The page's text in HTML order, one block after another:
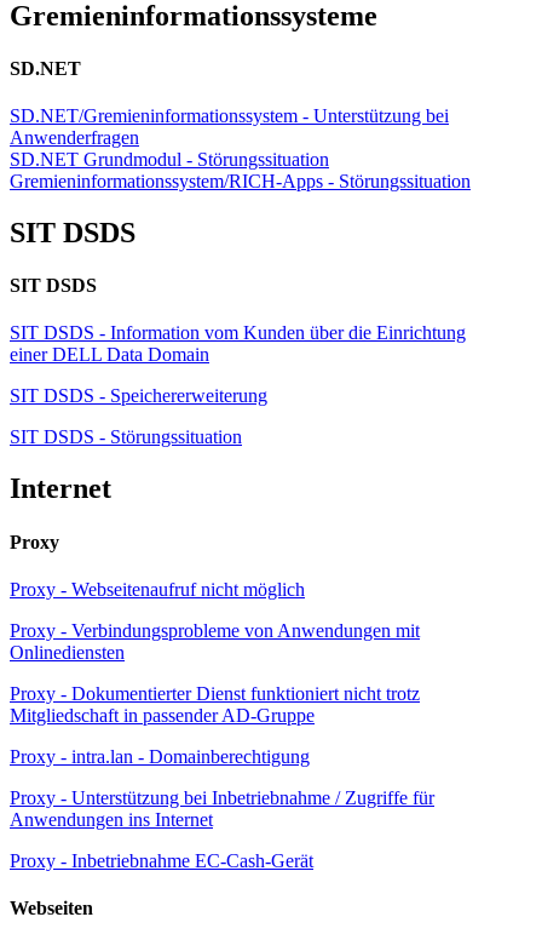
Gremieninformationssysteme
SD.NET
SD.NET/Gremieninformationssystem - Unterstützung bei
Anwenderfragen
SD.NET Grundmodul - Störungssituation
Gremieninformationssystem/RICH-Apps - Störungssituation
SIT DSDS
SIT DSDS
SIT DSDS - Information vom Kunden über die Einrichtung
einer DELL Data Domain
SIT DSDS - Speichererweiterung
SIT DSDS - Störungssituation
Internet
Proxy
Proxy - Webseitenaufruf nicht möglich
Proxy - Verbindungsprobleme von Anwendungen mit
Onlinediensten
Proxy - Dokumentierter Dienst funktioniert nicht trotz
Mitgliedschaft in passender AD-Gruppe
Proxy - intra.lan - Domainberechtigung
Proxy - Unterstützung bei Inbetriebnahme / Zugriffe für
Anwendungen ins Internet
Proxy - Inbetriebnahme EC-Cash-Gerät
Webseiten